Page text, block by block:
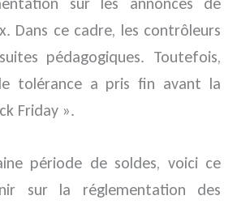
Dans ce cadre, les contrôleurs
pédagogiques. Toutefois,
tolérance a pris fin avant la
Friday ».
période de soldes, voici ce
sur la réglementation des